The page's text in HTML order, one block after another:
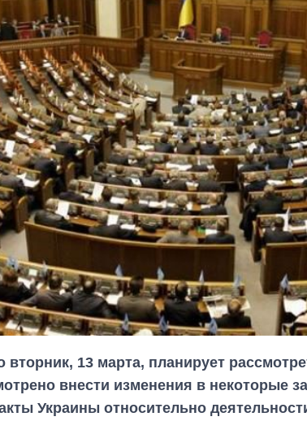
13 марта, планирует
внести изменения в некоторые
Украины относительно